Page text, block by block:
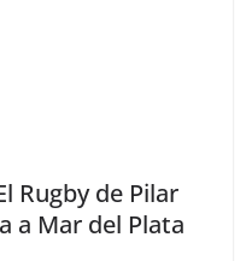
Rugby de Pilar
a Mar del Plata